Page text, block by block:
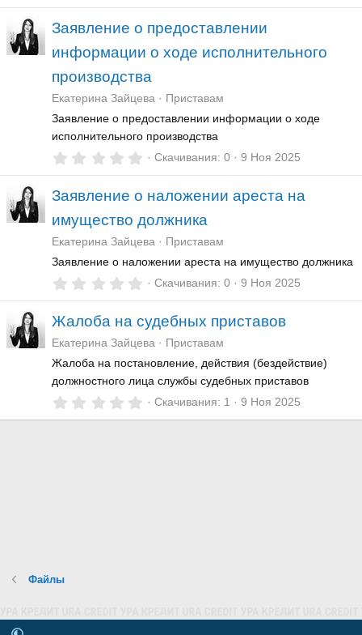
0
в
з
Заявление о предоставлении
информации о ходе исполнительного
производства
Екатерина Зайцева
Приставам
Заявление о предоставлении информации о ходе
исполнительного производства
0
0
в
з
д
Скачивания 0 9 Ноя 2025
Заявление о наложении ареста на
имущество должника
Екатерина Зайцева
Приставам
Заявление о наложении ареста на имущество должника
0
0
з
в
ё
д
Скачивания 0 9 Ноя 2025
Жалоба на судебных приставов
Екатерина Зайцева
Приставам
Жалоба на постановление, действия (бездействие)
должностного лица службы судебных приставов
0 Скачивания 1 9 Ноя 2025
Файлы